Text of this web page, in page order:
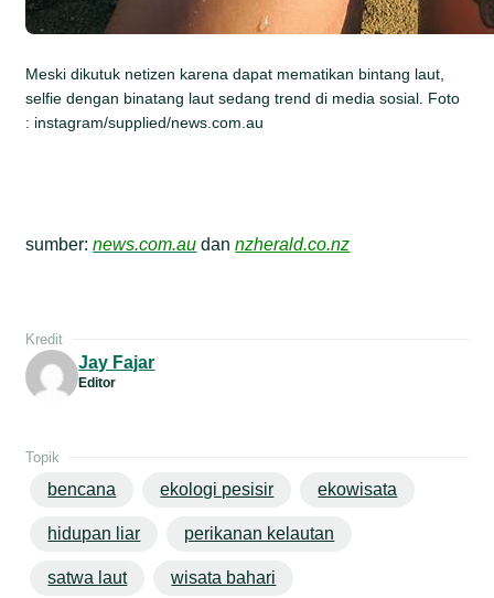
Meski dikutuk netizen karena dapat mematikan bintang laut,
selfie dengan binatang laut sedang trend di media sosial. Foto
: instagram/supplied/news.com.au
sumber:news.com.au dannzherald.co.nz
Kredit
Jay Fajar
Editor
Topik
bencana ekologi pesisir ekowisata
hidupan liar perikanan kelautan
satwa laut wisata bahari